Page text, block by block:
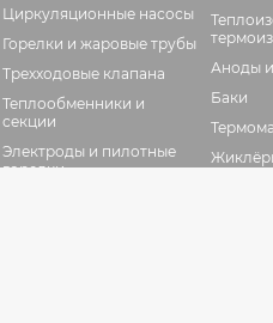
Циркуляционные насосы
Горелки и жаровые трубы
Трехходовые клапана
Теплообменники и
секции
Электроды и пилотные
горелки
Аноды
Баки